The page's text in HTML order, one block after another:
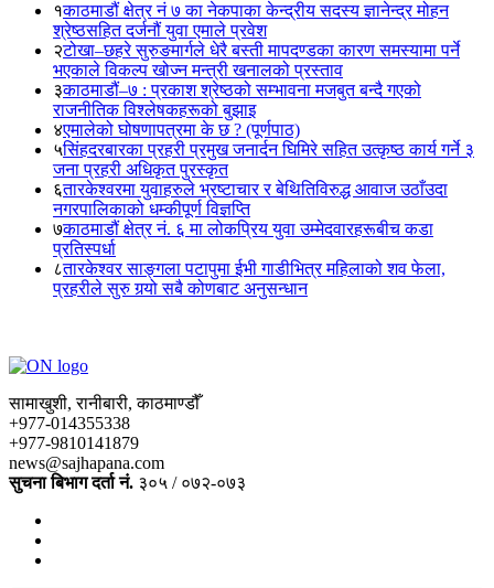
१काठमाडौं क्षेत्र नं ७ का नेकपाका केन्द्रीय सदस्य ज्ञानेन्द्र मोहन
श्रेष्ठसहित दर्जनौं युवा एमाले प्रवेश
२टोखा–छहरे सुरुङमार्गले धेरै बस्ती मापदण्डका कारण समस्यामा पर्ने
भएकाले विकल्प खोज्न मन्त्री खनालको प्रस्ताव
३काठमाडौं–७ : प्रकाश श्रेष्ठको सम्भावना मजबुत बन्दै गएको
राजनीतिक विश्लेषकहरूको बुझाइ
४एमालेको घोषणापत्रमा के छ ? (पूर्णपाठ)
५सिंहदरबारका प्रहरी प्रमुख जनार्दन घिमिरे सहित उत्कृष्ठ कार्य गर्ने ३
जना प्रहरी अधिकृत पुरस्कृत
६तारकेश्वरमा युवाहरुले भ्रष्टाचार र बेथितिविरुद्ध आवाज उठाँउदा
नगरपालिकाको धम्कीपूर्ण विज्ञप्ति
७काठमाडौं क्षेत्र नं. ६ मा लोकप्रिय युवा उम्मेदवारहरूबीच कडा
प्रतिस्पर्धा
८तारकेश्वर साङ्गला पटापुमा ईभी गाडीभित्र महिलाको शव फेला,
प्रहरीले सुरु गर्‍यो सबै कोणबाट अनुसन्धान
सामाखुशी, रानीबारी, काठमाण्डौँ
+977-014355338
+977-9810141879
news@sajhapana.com
सुचना बिभाग दर्ता नं. ३०५ / ०७२-०७३